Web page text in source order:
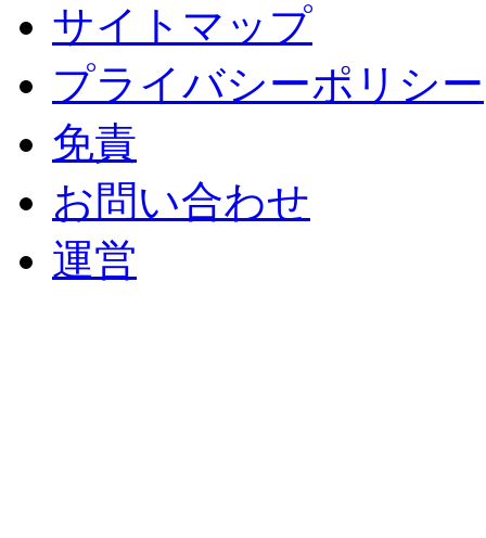
サイトマップ
プライバシーポリシー
免責
お問い合わせ
運営